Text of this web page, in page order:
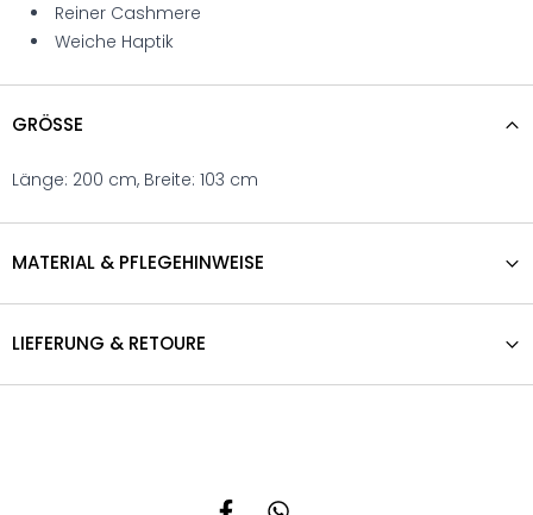
Reiner Cashmere
Weiche Haptik
GRÖSSE
Länge: 200 cm, Breite: 103 cm
MATERIAL & PFLEGEHINWEISE
LIEFERUNG & RETOURE